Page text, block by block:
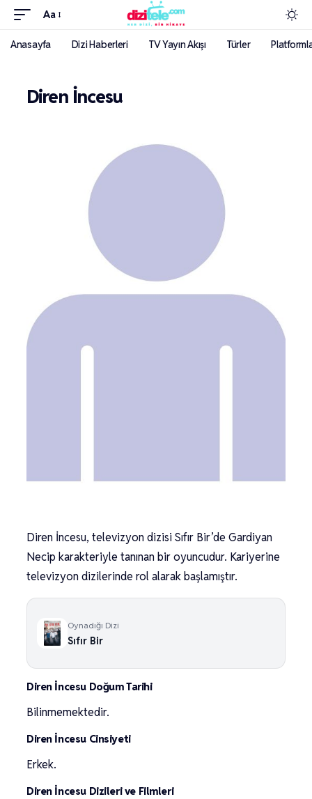
Aa
Anasayfa Dizi Haberleri TV Yayın Akışı Türler
Diren İncesu
Diren İncesu, televizyon dizisi Sıfır Bir’de Gardiyan
Necip karakteriyle tanınan bir oyuncudur. Kariyerine
televizyon dizilerinde rol alarak başlamıştır.
Oynadığı Dizi
Sıfır Bir
Diren İncesu Doğum Tarihi
Bilinmemektedir.
Diren İncesu Cinsiyeti
Erkek.
Diren İncesu Dizileri ve Filmleri